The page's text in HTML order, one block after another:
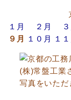
１月
２月 ３
９月
１０月 １１
(株)常盤工業
写真をいただ